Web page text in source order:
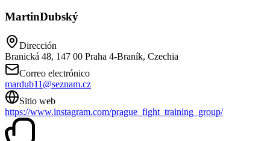
MartinDubský
Dirección
Branická 48, 147 00 Praha 4-Braník, Czechia
Correo electrónico
mardub11@seznam.cz
Sitio web
https://www.instagram.com/prague_fight_training_group/